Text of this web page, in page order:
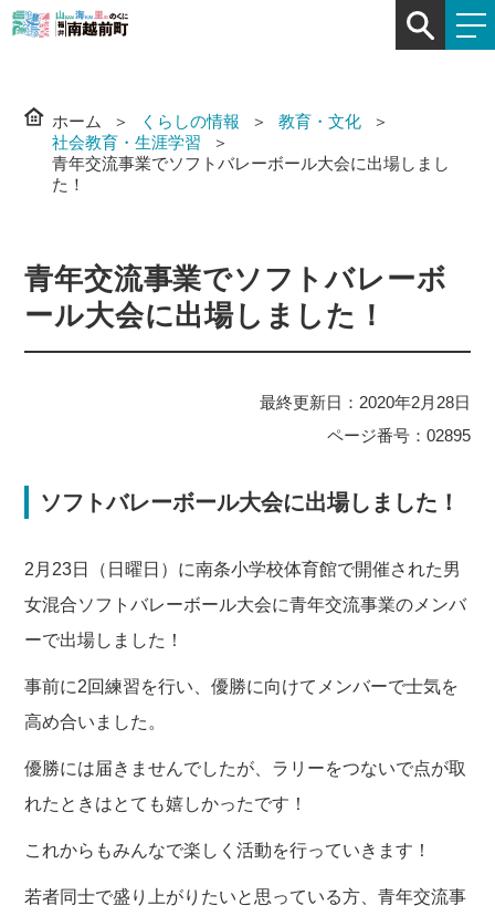
ホーム くらしの情報
教育・文化
社会教育・生涯学習
青年交流事業でソフトバレーボール大会に出場しまし
た！
青年交流事業でソフトバレーボ
ール大会に出場しました！
最終更新日：2020年2月28日
ページ番号：02895
ソフトバレーボール大会に出場しました！
2月23日（日曜日）に南条小学校体育館で開催された男
女混合ソフトバレーボール大会に青年交流事業のメンバ
ーで出場しました！
事前に2回練習を行い、優勝に向けてメンバーで士気を
高め合いました。
優勝には届きませんでしたが、ラリーをつないで点が取
れたときはとても嬉しかったです！
これからもみんなで楽しく活動を行っていきます！
若者同士で盛り上がりたいと思っている方、青年交流事